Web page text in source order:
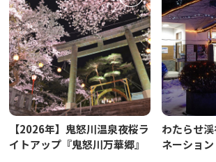
【2026年】鬼怒川温泉夜桜ラ
イトアップ『鬼怒川万華郷』
わたらせ
ネーション